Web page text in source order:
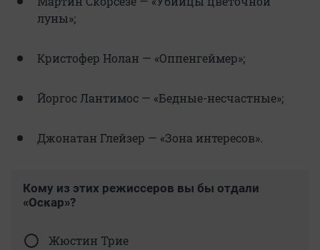
луны»;
Кристофер Нолан — «Оппенгеймер»;
Йоргос Лантимос — «Бедные-несчастные»;
Джонатан Глейзер — «Зона интересов».
Кому из этих режиссеров вы бы отдали
«Оскар»?
Жюстин Трие